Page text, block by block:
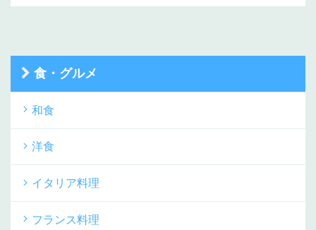
食・グルメ
和食
洋食
イタリア料理
フランス料理